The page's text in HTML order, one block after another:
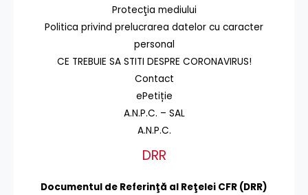
Protecţia mediului
Politica privind prelucrarea datelor cu caracter
personal
CE TREBUIE SA STITI DESPRE CORONAVIRUS!
Contact
ePetiție
A.N.P.C. – SAL
A.N.P.C.
DRR
Documentul de Referinţă al Reţelei CFR (DRR)